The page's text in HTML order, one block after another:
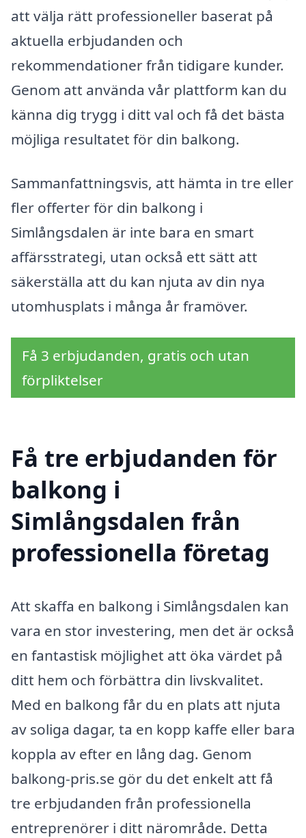
att välja rätt professioneller baserat på
aktuella erbjudanden och
rekommendationer från tidigare kunder.
Genom att använda vår plattform kan du
känna dig trygg i ditt val och få det bästa
möjliga resultatet för din balkong.
Sammanfattningsvis, att hämta in tre eller
fler offerter för din balkong i
Simlångsdalen är inte bara en smart
affärsstrategi, utan också ett sätt att
säkerställa att du kan njuta av din nya
utomhusplats i många år framöver.
Få 3 erbjudanden, gratis och utan
förpliktelser
Få tre erbjudanden för
balkong i
Simlångsdalen från
professionella företag
Att skaffa en balkong i Simlångsdalen kan
vara en stor investering, men det är också
en fantastisk möjlighet att öka värdet på
ditt hem och förbättra din livskvalitet.
Med en balkong får du en plats att njuta
av soliga dagar, ta en kopp kaffe eller bara
koppla av efter en lång dag. Genom
balkong-pris.se gör du det enkelt att få
tre erbjudanden från professionella
entreprenörer i ditt närområde. Detta